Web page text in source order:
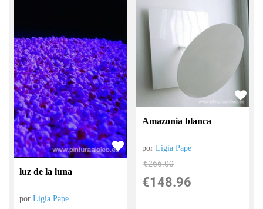
luz de la luna
porLigia Pape
Amazonia blanca
porLigia Pape
€266.00
€148.96